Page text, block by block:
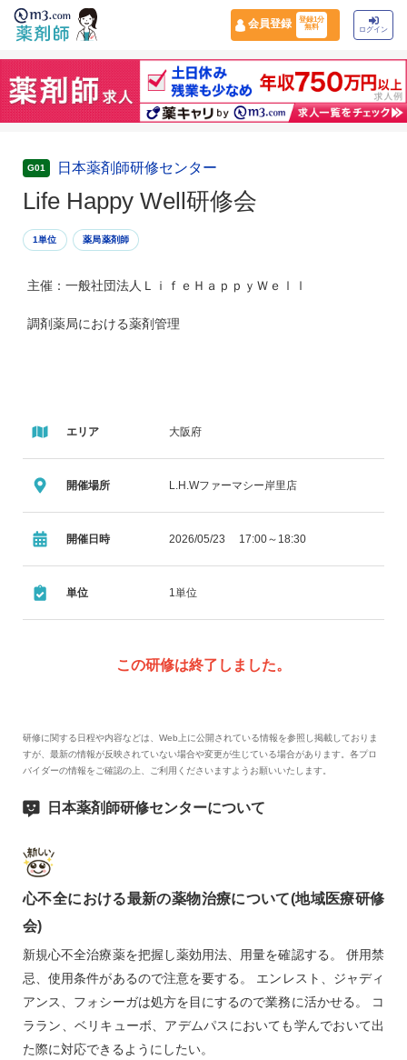
会員登録
登録1分
無料
ログイン
G01 日本薬剤師研修センター
Life Happy Well研修会
1単位 薬局薬剤師
主催：一般社団法人ＬｉｆｅＨａｐｐｙＷｅｌｌ
調剤薬局における薬剤管理
エリア 大阪府
開催場所 L.H.Wファーマシー岸里店
開催日時 2026/05/23 17:00～18:30
単位 1単位
この研修は終了しました。
研修に関する日程や内容などは、Web上に公開されている情報を参照し掲載しておりま
すが、最新の情報が反映されていない場合や変更が生じている場合があります。各プロ
バイダーの情報をご確認の上、ご利用くださいますようお願いいたします。
日本薬剤師研修センターについて
心不全における最新の薬物治療について(地域医療研修
会)
新規心不全治療薬を把握し薬効用法、用量を確認する。 併用禁
忌、使用条件があるので注意を要する。 エンレスト、ジャディ
アンス、フォシーガは処方を目にするので業務に活かせる。 コ
ララン、ベリキューボ、アデムパスにおいても学んでおいて出
た際に対応できるようにしたい。